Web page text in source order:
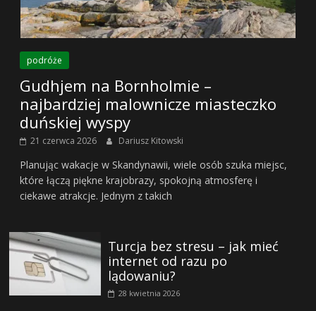
podróże
Gudhjem na Bornholmie –
najbardziej malownicze miasteczko
duńskiej wyspy
21 czerwca 2026 Dariusz Kitowski
Planując wakacje w Skandynawii, wiele osób szuka miejsc,
które łączą piękne krajobrazy, spokojną atmosferę i
ciekawe atrakcje. Jednym z takich
Turcja bez stresu – jak mieć
internet od razu po
lądowaniu?
28 kwietnia 2026